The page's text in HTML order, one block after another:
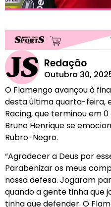
Redação
Outubro 30,
O Flamengo avançou à
desta última quarta-feira,
Racing, que terminou em
Bruno Henrique se
Rubro-Negro.
“Agradecer a Deus por
Parabenizar os meus
nossa defesa. Jogaram
quando a gente tinha que
tinha que defender. O